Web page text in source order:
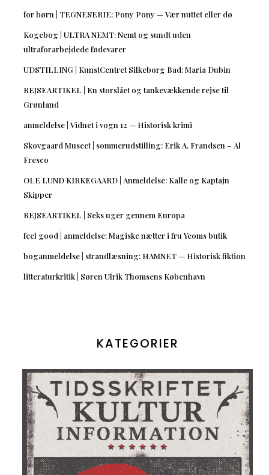
for børn | TEGNESERIE: Pony Pony — Vær nuttet eller dø
Kogebog | ULTRA NEMT: Nemt og sundt uden
ultraforarbejdede fødevarer
UDSTILLING | KunstCentret Silkeborg Bad: Maria Dubin
REJSEARTIKEL | En storslået og tankevækkende rejse til
Grønland
anmeldelse | Vidnet i vogn 12 — Historisk krimi
Skovgaard Museet | sommerudstilling: Erik A. Frandsen – Al
Fresco
OLE LUND KIRKEGAARD | Anmeldelse: Kalle og Kaptajn
Skipper
REJSEARTIKEL | Seks uger gennem Europa
feel good | anmeldelse: Magiske nætter i fru Yeoms butik
boganmeldelse | strandlæsning: HAMNET — Historisk fiktion
litteraturkritik | Søren Ulrik Thomsens København
KATEGORIER